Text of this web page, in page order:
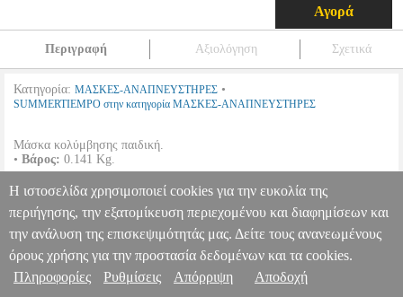
Αγορά
Περιγραφή Αξιολόγηση Σχετικά
Κατηγορία: ΜΑΣΚΕΣ-ΑΝΑΠΝΕΥΣΤΗΡΕΣ •
SUMMERTIEMPO στην κατηγορία ΜΑΣΚΕΣ-ΑΝΑΠΝΕΥΣΤΗΡΕΣ
Μάσκα κολύμβησης παιδική.
• Βάρος: 0.141 Kg.
ΜΑΣΚΑ ΠΑΙΔΙΚΗ ΕΝΙΑΙΑ ΤΥΧΑΙΑ ΕΠΙΛΟΓΗ ΧΡΩΜΑΤΟΣ
TRV.170266 TRV.170266 SUMMERTIEMPO SUMMERTIEMPO
ΜΑΣΚΕΣ-ΑΝΑΠΝΕΥΣΤΗΡΕΣ Κατηγορία: ΜΑΣΚΕΣ-
ΑΝΑΠΝΕΥΣΤΗΡΕΣ •SUMMERTIEMPO στην κατηγορία
ΜΑΣΚΕΣ-ΑΝΑΠΝΕΥΣΤΗΡΕΣ Μάσκα κολύμβησης παιδική.•
Βάρος: 0.141 Kg.
ΜΑΣΚΑ ΠΑΙΔΙΚΗ ΕΝΙΑΙΑ ΤΥΧΑΙΑ ΕΠΙΛΟΓΗ
Πληροφορίες & Υπηρεσίες >
Η ιστοσελίδα χρησιμοποιεί cookies για την ευκολία της
περιήγησης, την εξατομίκευση περιεχομένου και διαφημίσεων και
την ανάλυση της επισκεψιμότητάς μας. Δείτε τους ανανεωμένους
όρους χρήσης για την προστασία δεδομένων και τα cookies.
Πληροφορίες
Ρυθμίσεις Απόρριψη Αποδοχή